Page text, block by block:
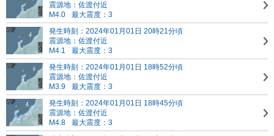
震源地：佐渡付近
M4.0
最大震度：3
発生時刻：2024年01月01日 20時21分頃
震源地：佐渡付近
M4.1
最大震度：3
発生時刻：2024年01月01日 18時52分頃
震源地：佐渡付近
M3.9
最大震度：3
発生時刻：2024年01月01日 18時45分頃
震源地：佐渡付近
M4.8
最大震度：3